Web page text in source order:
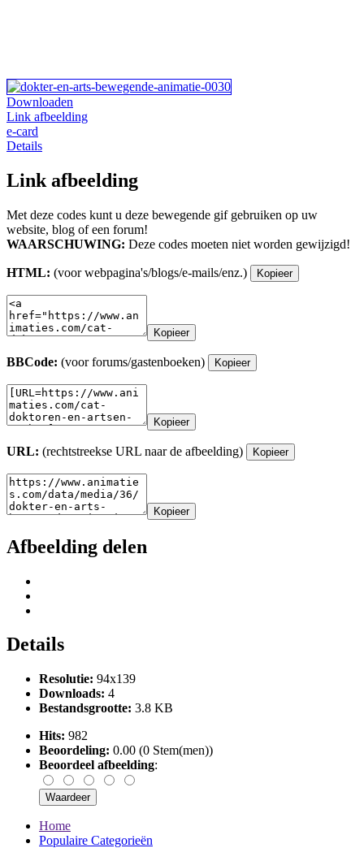
Downloaden
Link afbeelding
e-card
Details
Link afbeelding
Met deze codes kunt u deze bewegende gif gebruiken op uw
website, blog of een forum!
WAARSCHUWING: Deze codes moeten niet worden gewijzigd!
HTML: (voor webpagina's/blogs/e-mails/enz.) Kopieer
Kopieer
BBCode: (voor forums/gastenboeken) Kopieer
Kopieer
URL: (rechtstreekse URL naar de afbeelding) Kopieer
Kopieer
Afbeelding delen
Details
Resolutie: 94x139
Downloads: 4
Bestandsgrootte: 3.8 KB
Hits: 982
Beoordeling: 0.00 (0 Stem(men))
Beoordeel afbeelding:
Home
Populaire Categorieën